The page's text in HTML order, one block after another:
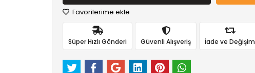
Favorilerime ekle
Süper Hızlı Gönderi Güvenli Alışveriş İade ve Değişim